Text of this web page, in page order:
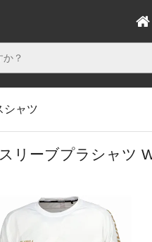
シャツ
リーブプラシャツ